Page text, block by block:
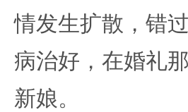
情发生扩散，错
病治好，在婚礼
新娘。